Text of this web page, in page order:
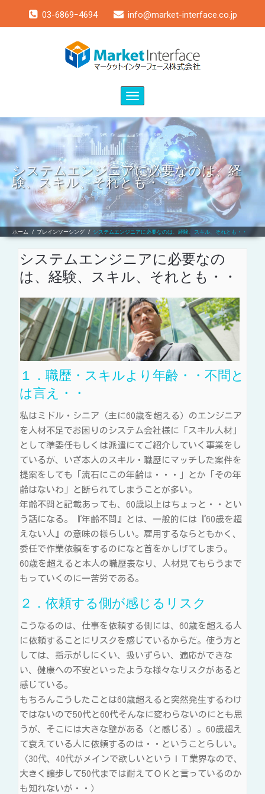
03-6869ｰ4694 info@market-interface.co.jp
Toggle
navigation
システムエンジニアに必要なのは、経
験、スキル、それとも・・
ホーム / ブレインソーシング / システムエンジニアに必要なのは、経験、スキル、それとも・・
システムエンジニアに必要なの
は、経験、スキル、それとも・・
１．職歴・スキルより年齢・・不問と
は言え・・
私はミドル・シニア（主に60歳を超える）のエンジニア
を人材不足でお困りのシステム会社様に「スキル人材」
として準委任もしくは派遣にてご紹介していく事業をし
ているが、いざ本人のスキル・職歴にマッチした案件を
提案をしても「流石にこの年齢は・・・」とか「その年
齢はないわ」と断られてしまうことが多い。
年齢不問と記載あっても、60歳以上はちょっと・・とい
う話になる。『年齢不問』とは、一般的には『60歳を超
えない人』の意味の様らしい。雇用するならともかく、
委任で作業依頼をするのになと首をかしげてしまう。
60歳を超えると本人の職歴表なり、人材見てもらうまで
もっていくのに一苦労である。
２．依頼する側が感じるリスク
こうなるのは、仕事を依頼する側には、60歳を超える人
に依頼することにリスクを感じているからだ。使う方と
しては、指示がしにくい、扱いずらい、適応ができな
い、健康への不安といったような様々なリスクがあると
感じている。
もちろんこうしたことは60歳超えると突然発生するわけ
ではないので50代と60代そんなに変わらないのにとも思
うが、そこには大きな壁がある（と感じる）。60歳超え
て衰えている人に依頼するのは・・ということらしい。
（30代、40代がメインで欲しいというＩＴ業界なので、
大きく譲歩して50代までは耐えてＯＫと言っているのか
も知れないが・・）